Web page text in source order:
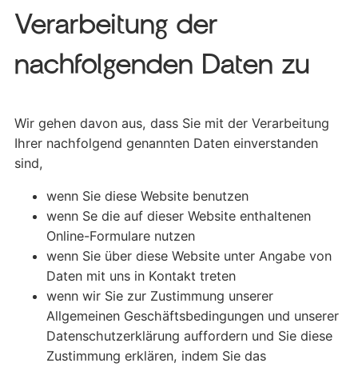
Verarbeitung der
nachfolgenden Daten zu
Wir gehen davon aus, dass Sie mit der Verarbeitung
Ihrer nachfolgend genannten Daten einverstanden
sind,
wenn Sie diese Website benutzen
wenn Se die auf dieser Website enthaltenen
Online-Formulare nutzen
wenn Sie über diese Website unter Angabe von
Daten mit uns in Kontakt treten
wenn wir Sie zur Zustimmung unserer
Allgemeinen Geschäftsbedingungen und unserer
Datenschutzerklärung auffordern und Sie diese
Zustimmung erklären, indem Sie das